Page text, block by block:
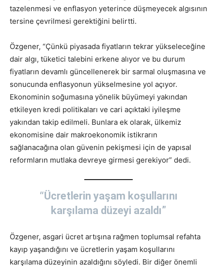
tazelenmesi ve enflasyon yeterince düşmeyecek algısının
tersine çevrilmesi gerektiğini belirtti.
Özgener, “Çünkü piyasada fiyatların tekrar yükseleceğine
dair algı, tüketici talebini erkene alıyor ve bu durum
fiyatların devamlı güncellenerek bir sarmal oluşmasına ve
sonucunda enflasyonun yükselmesine yol açıyor.
Ekonominin soğumasına yönelik büyümeyi yakından
etkileyen kredi politikaları ve cari açıktaki iyileşme
yakından takip edilmeli. Bunlara ek olarak, ülkemiz
ekonomisine dair makroekonomik istikrarın
sağlanacağına olan güvenin pekişmesi için de yapısal
reformların mutlaka devreye girmesi gerekiyor” dedi.
“Ücretlerin yaşam koşullarını
karşılama düzeyi azaldı”
Özgener, asgari ücret artışına rağmen toplumsal refahta
kayıp yaşandığını ve ücretlerin yaşam koşullarını
karşılama düzeyinin azaldığını söyledi. Bir diğer önemli